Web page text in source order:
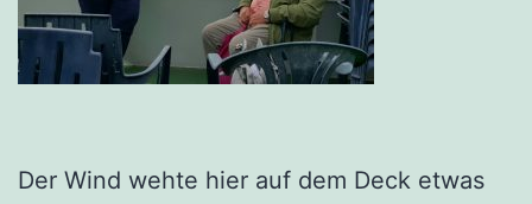
Der Wind wehte hier auf dem Deck etwas